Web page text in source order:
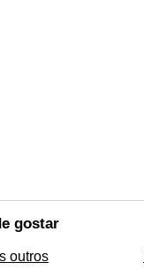
gostar
outros